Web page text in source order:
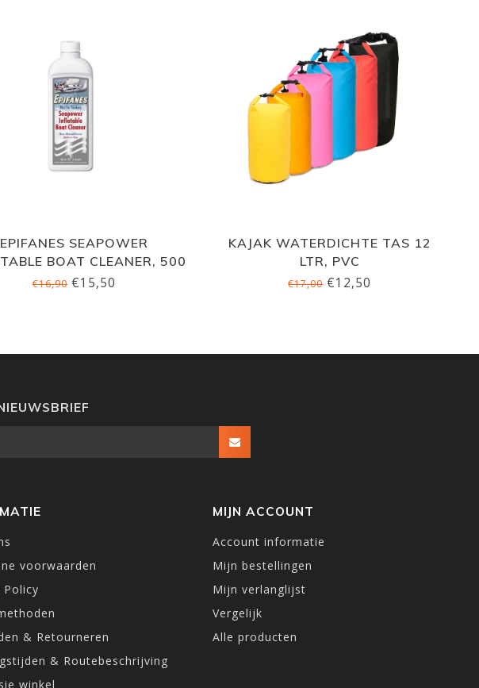
EPIFANES SEAPOWER
BOAT CLEANER, 500
ML
€16,90€15,50
KAJAK WATERDICHTE TAS 12
LTR, PVC
€17,00€12,50
voorwaarden
Policy
& Retourneren
& Routebeschrijving
winkel
MIJN ACCOUNT
Account informatie
Mijn bestellingen
Mijn verlanglijst
Vergelijk
Alle producten